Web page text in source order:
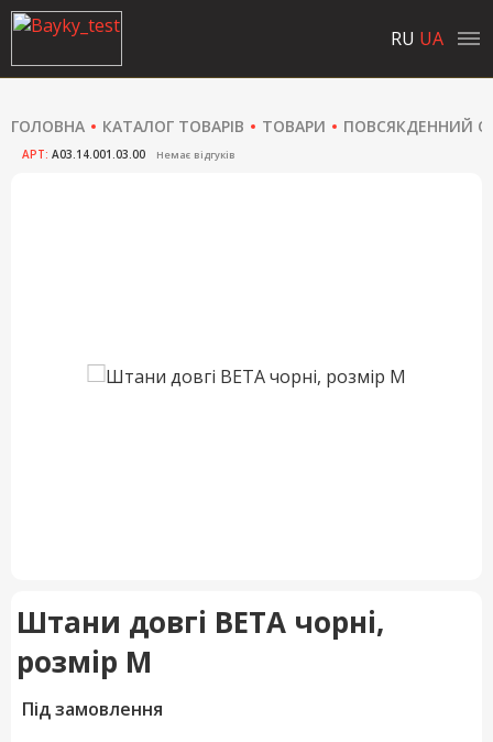
RU UA
ГОЛОВНА КАТАЛОГ ТОВАРІВ ТОВАРИ ПОВСЯКДЕННИЙ
АРТ: A03.14.001.03.00 Немає відгуків
Штани довгі BETA чорні,
розмір М
Під замовлення